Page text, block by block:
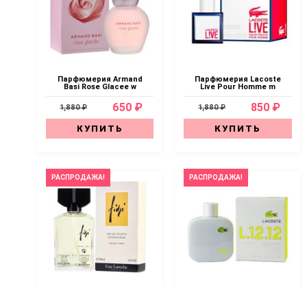
Парфюмерия Armand
Basi Rose Glacee w
1,880 ₽ 650 ₽
КУПИТЬ
Парфюмерия Lacoste
Live Pour Homme m
1,880 ₽ 850 ₽
КУПИТЬ
РАСПРОДАЖА! РАСПРОДАЖА!